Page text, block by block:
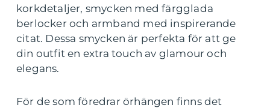
korkdetaljer, smycken med färgglada
berlocker och armband med inspirerande
citat. Dessa smycken är perfekta för att ge
din outfit en extra touch av glamour och
elegans.
För de som föredrar örhängen finns det